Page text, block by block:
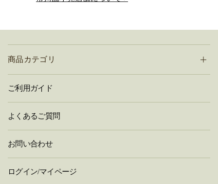
商品カテゴリ
ご利用ガイド
よくあるご質問
お問い合わせ
ログイン/マイページ